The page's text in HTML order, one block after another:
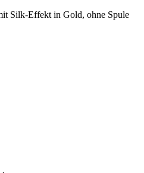
Silk-Effekt in Gold, ohne Spule